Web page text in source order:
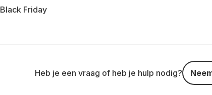
Black Friday
Heb je een vraag of heb je hulp nodig?